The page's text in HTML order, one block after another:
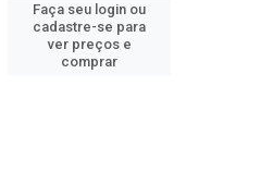
Faça seu login ou
cadastre-se para
ver preços e
comprar